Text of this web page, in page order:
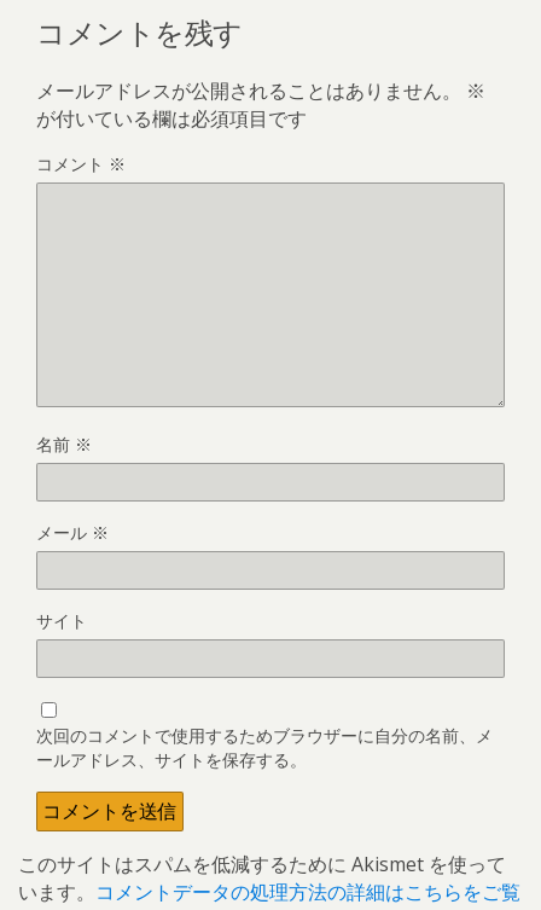
コメントを残す
メールアドレスが公開されることはありません。
※
が付いている欄は必須項目です
コメント ※
名前 ※
メール ※
サイト
次回のコメントで使用するためブラウザーに自分の名前、メ
ールアドレス、サイトを保存する。
このサイトはスパムを低減するために Akismet を使って
います。 コメントデータの処理方法の詳細はこちらをご覧